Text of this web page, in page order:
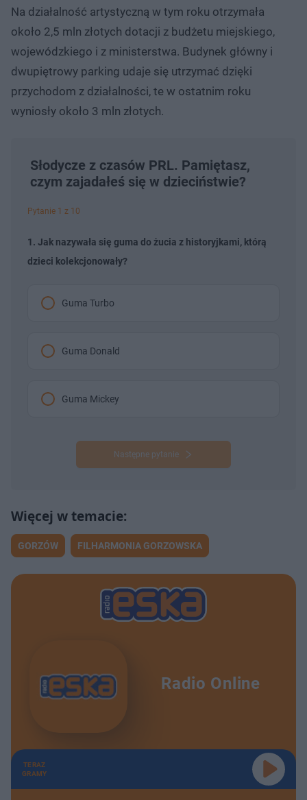
Na działalność artystyczną w tym roku otrzymała
około 2,5 mln złotych dotacji z budżetu miejskiego,
wojewódzkiego i z ministerstwa. Budynek główny i
dwupiętrowy parking udaje się utrzymać dzięki
przychodom z działalności, te w ostatnim roku
wyniosły około 3 mln złotych.
Słodycze z czasów PRL. Pamiętasz,
czym zajadałeś się w dzieciństwie?
Pytanie 1 z 10
1. Jak nazywała się guma do żucia z historyjkami, którą
dzieci kolekcjonowały?
Guma Turbo
Guma Donald
Guma Mickey
Następne pytanie
GORZÓW FILHARMONIA GORZOWSKA
Radio Online
TERAZ
GRAMY